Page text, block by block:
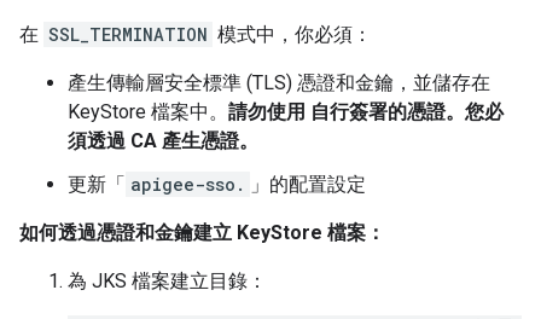
在 SSL_TERMINATION 模式中，你必須：
產生傳輸層安全標準 (TLS) 憑證和金鑰，並儲存在
KeyStore 檔案中。 請勿使用 自行簽署的憑證。您必
須透過 CA 產生憑證。
更新「 apigee-sso. 」的配置設定
如何透過憑證和金鑰建立 KeyStore 檔案：
為 JKS 檔案建立目錄：